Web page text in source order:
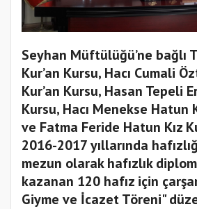
Seyhan Müftülüğü’ne bağlı
Kur’an Kursu, Hacı Cumali
Kur’an Kursu, Hasan Tepeli
Kursu, Hacı Menekse Hatun
ve Fatma Feride Hatun Kız
2016-2017 yıllarında
mezun olarak hafızlık
kazanan 120 hafız için
Giyme ve İcazet Töreni"